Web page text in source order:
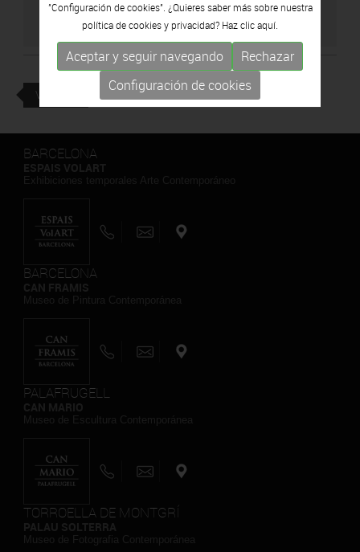
VISITAR WEB DEL ARTISTA
VOLVER
BARCELONA
BARCELONA
PALAFRUGELL
TORROELLA DE MONTGRÍ
"Configuración de cookies". ¿Quieres saber más sobre nuestra
política de cookies y privacidad? Haz clicaquí.
Aceptar y seguir navegando
Rechazar
Configuración de cookies